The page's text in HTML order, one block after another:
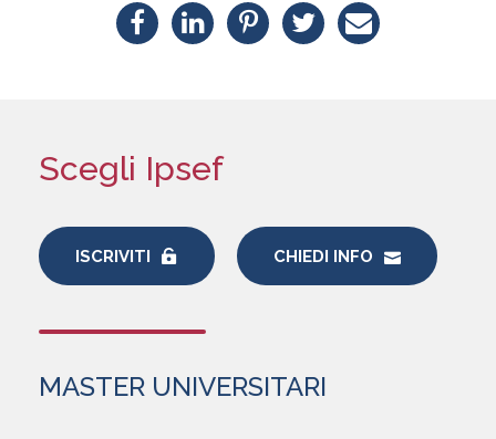
Scegli Ipsef
ISCRIVITI CHIEDI INFO
MASTER UNIVERSITARI